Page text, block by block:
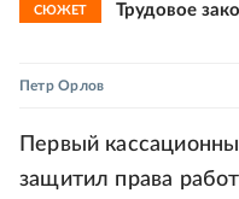
СЮЖЕТ Трудовое
Петр Орлов
Первый
защитил права